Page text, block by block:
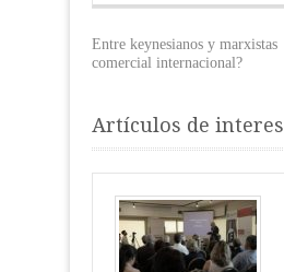
Entre keynesianos y marxistas
comercial internacional?
Artículos de interes